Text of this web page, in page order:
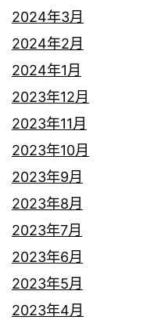
2024年3月
2024年2月
2024年1月
2023年12月
2023年11月
2023年10月
2023年9月
2023年8月
2023年7月
2023年6月
2023年5月
2023年4月